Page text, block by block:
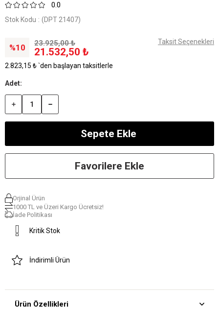
0.0
Stok Kodu (DPT 21407)
10 23.925,00 ₺
21.532,50 ₺
Taksit Seçenekleri
2.823,15 ₺`den başlayan taksitlerle
Favorilere Ekle
Orjinal Ürün
1000 TL ve Üzeri Kargo Ücretsiz!
İade Politikası
Kritik Stok
İndirimli Ürün
Ürün Özellikleri